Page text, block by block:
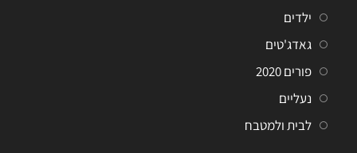
ילדים
גאדג'טים
פורים 2020
נעליים
לבית ולמטבח